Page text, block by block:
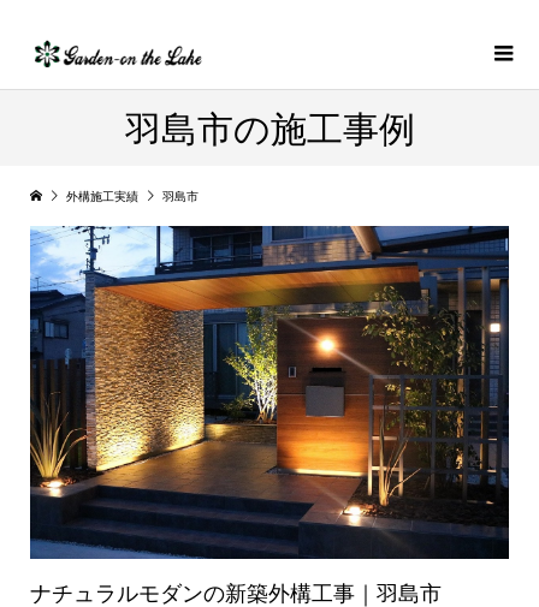
羽島市の施工事例
外構施工実績 羽島市
ナチュラルモダンの新築外構工事｜羽島市